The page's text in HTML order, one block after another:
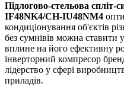
Підлогово-стельова
IF48NK4/CH-IU48NM4
кондиціонування об'єктів
без сумнівів можна
вплине на його ефективну
інверторний компресор
лідерство у сфері
приладів.